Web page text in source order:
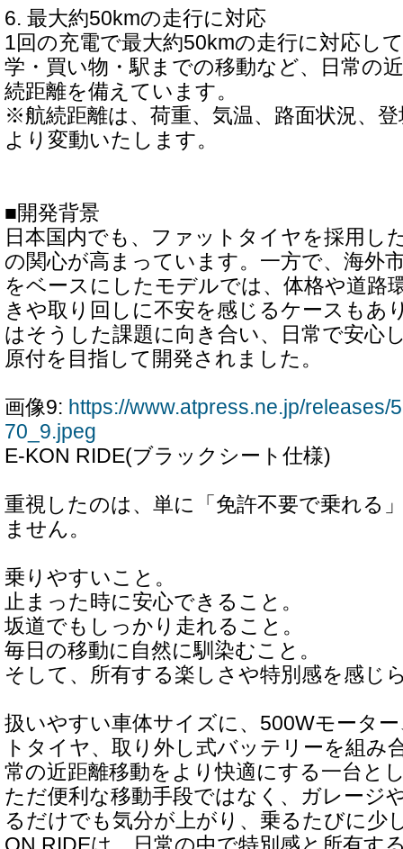
6. 最大約50kmの走行に対応
1回の充電で最大約50kmの走行に対応し
学・買い物・駅までの移動など、日常の
続距離を備えています。
※航続距離は、荷重、気温、路面状況、
より変動いたします。
■開発背景
日本国内でも、ファットタイヤを採用し
の関心が高まっています。一方で、海外
をベースにしたモデルでは、体格や道路
きや取り回しに不安を感じるケースもあ
はそうした課題に向き合い、日常で安心
原付を目指して開発されました。
画像9: https://www.atpress.ne.jp/releases/
70_9.jpeg
E-KON RIDE(ブラックシート仕様)
重視したのは、単に「免許不要で乗れる
ません。
乗りやすいこと。
止まった時に安心できること。
坂道でもしっかり走れること。
毎日の移動に自然に馴染むこと。
そして、所有する楽しさや特別感を感じ
扱いやすい車体サイズに、500Wモータ
トタイヤ、取り外し式バッテリーを組み
常の近距離移動をより快適にする一台と
ただ便利な移動手段ではなく、ガレージ
るだけでも気分が上がり、乗るたびに少